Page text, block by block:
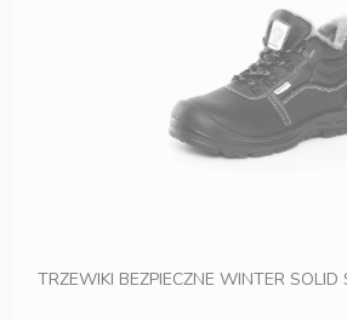
TRZEWIKI BEZPIECZNE WINTER